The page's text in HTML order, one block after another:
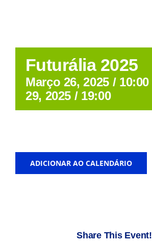
Futurália 2025
Março 26, 2025 / 10:00
29, 2025 / 19:00
ADICIONAR AO CALENDÁRIO
Share This Event!